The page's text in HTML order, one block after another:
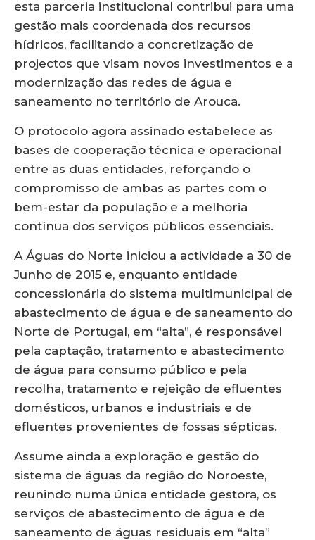
esta parceria institucional contribui para uma
gestão mais coordenada dos recursos
hídricos, facilitando a concretização de
projectos que visam novos investimentos e a
modernização das redes de água e
saneamento no território de Arouca.
O protocolo agora assinado estabelece as
bases de cooperação técnica e operacional
entre as duas entidades, reforçando o
compromisso de ambas as partes com o
bem-estar da população e a melhoria
contínua dos serviços públicos essenciais.
A Águas do Norte iniciou a actividade a 30 de
Junho de 2015 e, enquanto entidade
concessionária do sistema multimunicipal de
abastecimento de água e de saneamento do
Norte de Portugal, em “alta”, é responsável
pela captação, tratamento e abastecimento
de água para consumo público e pela
recolha, tratamento e rejeição de efluentes
domésticos, urbanos e industriais e de
efluentes provenientes de fossas sépticas.
Assume ainda a exploração e gestão do
sistema de águas da região do Noroeste,
reunindo numa única entidade gestora, os
serviços de abastecimento de água e de
saneamento de águas residuais em “alta”